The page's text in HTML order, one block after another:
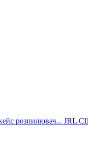
розпилювач... JRL